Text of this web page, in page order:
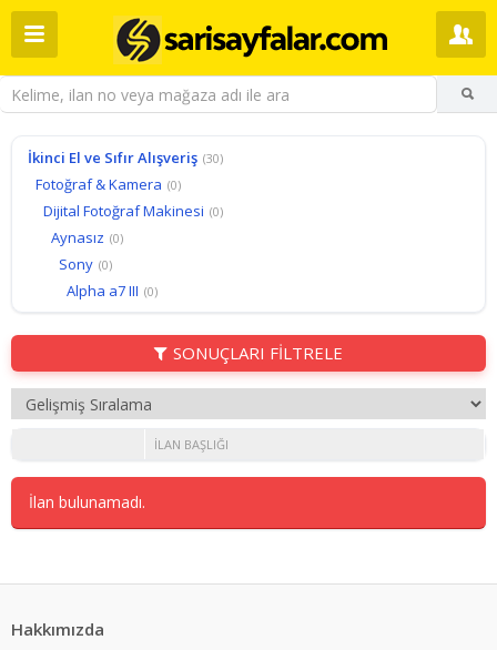
İkinci El ve Sıfır Alışveriş (30)
Fotoğraf & Kamera (0)
Dijital Fotoğraf Makinesi (0)
Aynasız (0)
Sony (0)
Alpha a7 III (0)
SONUÇLARI FİLTRELE
İLAN BAŞLIĞI
İlan bulunamadı.
Hakkımızda